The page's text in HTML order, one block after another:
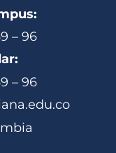
– 96
– 96